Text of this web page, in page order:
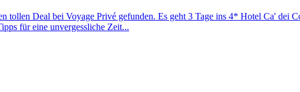
tollen Deal bei Voyage Privé gefunden. Es geht 3 Tage ins 4* Hotel Ca' dei
für eine unvergessliche Zeit...